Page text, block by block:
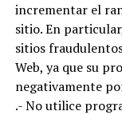
incrementar el
sitio. En
sitios
Web, ya que su
negativamente
.- No utilice